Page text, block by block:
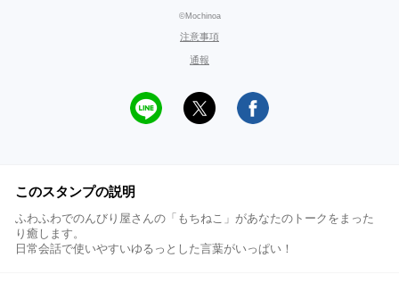
©Mochinoa
注意事項
通報
このスタンプの説明
ふわふわでのんびり屋さんの「もちねこ」があなたのトークをまった
り癒します。
日常会話で使いやすいゆるっとした言葉がいっぱい！